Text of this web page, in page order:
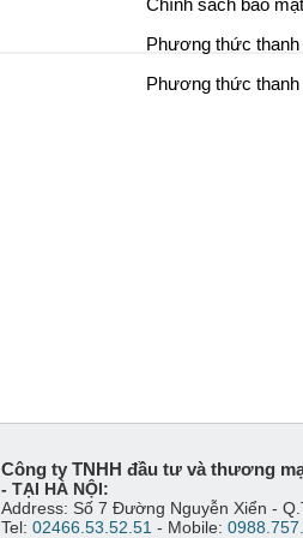
Phương thức thanh
Phương thức thanh
Công ty TNHH đầu tư và thương
- TẠI HÀ NỘI:
Address: Số 7 Đường Nguyễn Xiển -
Tel: 02466.53.52.51 - Mobile: